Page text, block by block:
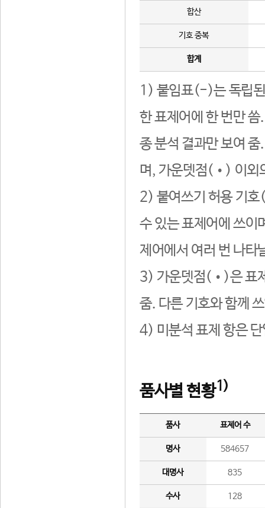
합산
기호 중복
합계
1) 붙임표(-)는 독립된
한 표제어에 한 번만
종 분석 결과만 보여
며, 가운뎃점(•) 이외
2) 붙여쓰기 허용 기호
수 있는 표제어에 쓰이
제어에서 여러 번 나타
3) 가운뎃점(•)은 표
줌. 다른 기호와 함께
4) 미분석 표제 항은
품사별 현황1)
품사 표제어 수
명사 584657
대명사 835
수사 128